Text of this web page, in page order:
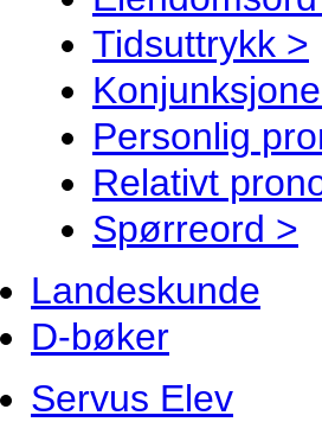
Tidsuttrykk >
Personlig
Relativt
Spørreord >
Landeskunde
D-bøker
Servus Elev